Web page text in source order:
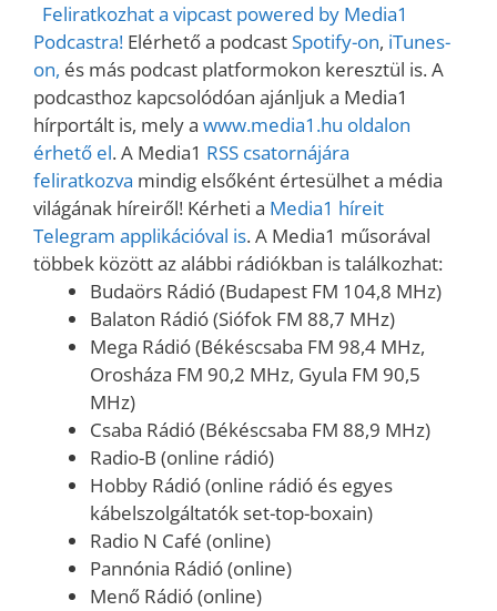
Feliratkozhat a vipcast powered by Media1
Podcastra! Elérhető a podcastSpotify-on, iTunes-
on, és más podcast platformokon keresztül is. A
podcasthoz kapcsolódóan ajánljuk a Media1
hírportált is, mely a www.media1.hu oldalon
érhető el. A Media1 RSS csatornájára
feliratkozva mindig elsőként értesülhet a média
világának híreiről! Kérheti a Media1 híreit
Telegram applikációval is. A Media1 műsorával
többek között az alábbi rádiókban is találkozhat:
Budaörs Rádió (Budapest FM 104,8 MHz)
Balaton Rádió (Siófok FM 88,7 MHz)
Mega Rádió (Békéscsaba FM 98,4 MHz,
Orosháza FM 90,2 MHz, Gyula FM 90,5
MHz)
Csaba Rádió (Békéscsaba FM 88,9 MHz)
Radio-B (online rádió)
Hobby Rádió (online rádió és egyes
kábelszolgáltatók set-top-boxain)
Radio N Café (online)
Pannónia Rádió (online)
Menő Rádió (online)